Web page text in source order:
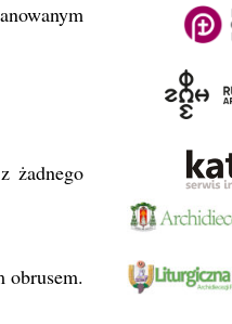
żadnego
obrusem.